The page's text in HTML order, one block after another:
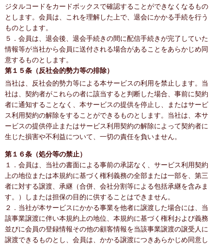
ジタルコードをカードボックスで確認することができなくなるもの
とします。会員は、これを理解した上で、退会にかかる手続を行う
ものとします。
５．会員は、退会後、退会手続きの間に配信手続きが完了していた
情報等が当社から会員に送付される場合があることをあらかじめ同
意するものとします。
第１５条（反社会的勢力等の排除）
当社は、反社会的勢力等による本サービスの利用を禁止します。当
社は、契約者がこれらの者に該当すると判断した場合、事前に契約
者に通知することなく、本サービスの提供を停止し、またはサービ
ス利用契約の解除をすることができるものとします。当社は、本サ
ービスの提供停止またはサービス利用契約の解除によって契約者に
生じた損害や不利益について、一切の責任を負いません。
第１６条（処分等の禁止）
１．会員は、当社の書面による事前の承諾なく、サービス利用契約
上の地位または本規約に基づく権利義務の全部または一部を、第三
者に対する譲渡、承継（合併、会社分割等による包括承継を含みま
す。）しまたは担保の目的に供することはできません。
２．当社が本サービスにかかる事業を他者に譲渡した場合には、当
該事業譲渡に伴い本規約上の地位、本規約に基づく権利および義務
並びに会員の登録情報その他の顧客情報を当該事業譲渡の譲受人に
譲渡できるものとし、会員は、かかる譲渡につきあらかじめ同意し